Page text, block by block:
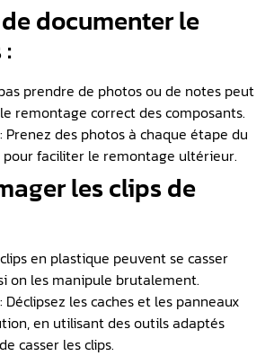
documenter le
prendre de photos ou de notes peut
remontage correct des composants.
: Prenez des photos à chaque étape du
faciliter le remontage ultérieur.
les clips de
en plastique peuvent se casser
on les manipule brutalement.
: Déclipsez les caches et les panneaux
en utilisant des outils adaptés
casser les clips.